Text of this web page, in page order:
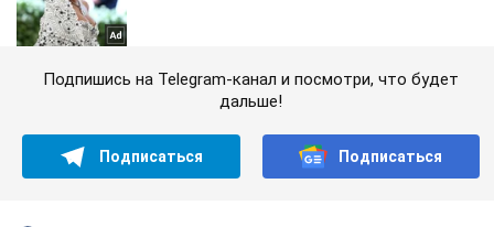
Подпишись на Telegram-канал и посмотри, что будет
дальше!
Подписаться Подписаться